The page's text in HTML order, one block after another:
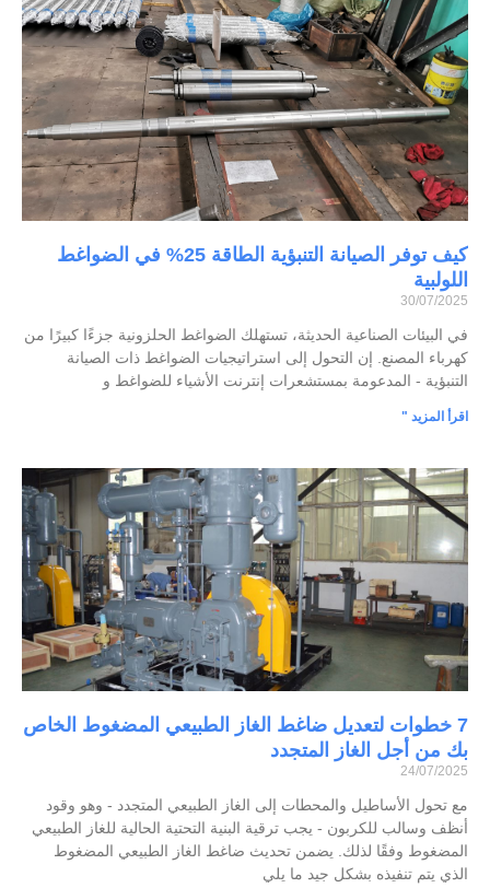
كيف توفر الصيانة التنبؤية الطاقة 25% في الضواغط
اللولبية
30/07/2025
في البيئات الصناعية الحديثة، تستهلك الضواغط الحلزونية جزءًا كبيرًا من
كهرباء المصنع. إن التحول إلى استراتيجيات الضواغط ذات الصيانة
التنبؤية - المدعومة بمستشعرات إنترنت الأشياء للضواغط و
اقرأ المزيد "
7 خطوات لتعديل ضاغط الغاز الطبيعي المضغوط الخاص
بك من أجل الغاز المتجدد
24/07/2025
مع تحول الأساطيل والمحطات إلى الغاز الطبيعي المتجدد - وهو وقود
أنظف وسالب للكربون - يجب ترقية البنية التحتية الحالية للغاز الطبيعي
المضغوط وفقًا لذلك. يضمن تحديث ضاغط الغاز الطبيعي المضغوط
الذي يتم تنفيذه بشكل جيد ما يلي